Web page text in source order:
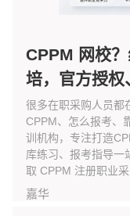
CPPM 网校
培，官方授权
很多在职采购人员都
CPPM、怎么报考、
训机构，专注打造
库练习、报考指导一
取 CPPM 注册职业
嘉华